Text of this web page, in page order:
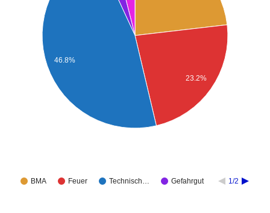
BMA Feuer Technisch… Gefahrgut 1/2
23.2%
46.8%